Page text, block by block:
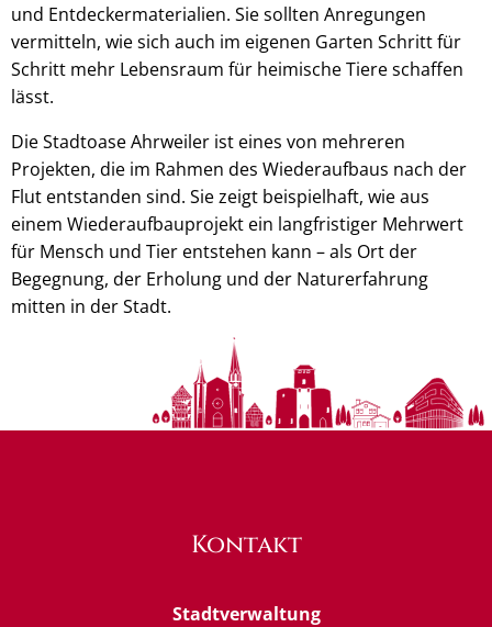
und Entdeckermaterialien. Sie sollten Anregungen
vermitteln, wie sich auch im eigenen Garten Schritt für
Schritt mehr Lebensraum für heimische Tiere schaffen
lässt.
Die Stadtoase Ahrweiler ist eines von mehreren
Projekten, die im Rahmen des Wiederaufbaus nach der
Flut entstanden sind. Sie zeigt beispielhaft, wie aus
einem Wiederaufbauprojekt ein langfristiger Mehrwert
für Mensch und Tier entstehen kann – als Ort der
Begegnung, der Erholung und der Naturerfahrung
mitten in der Stadt.
Kontakt
Stadtverwaltung